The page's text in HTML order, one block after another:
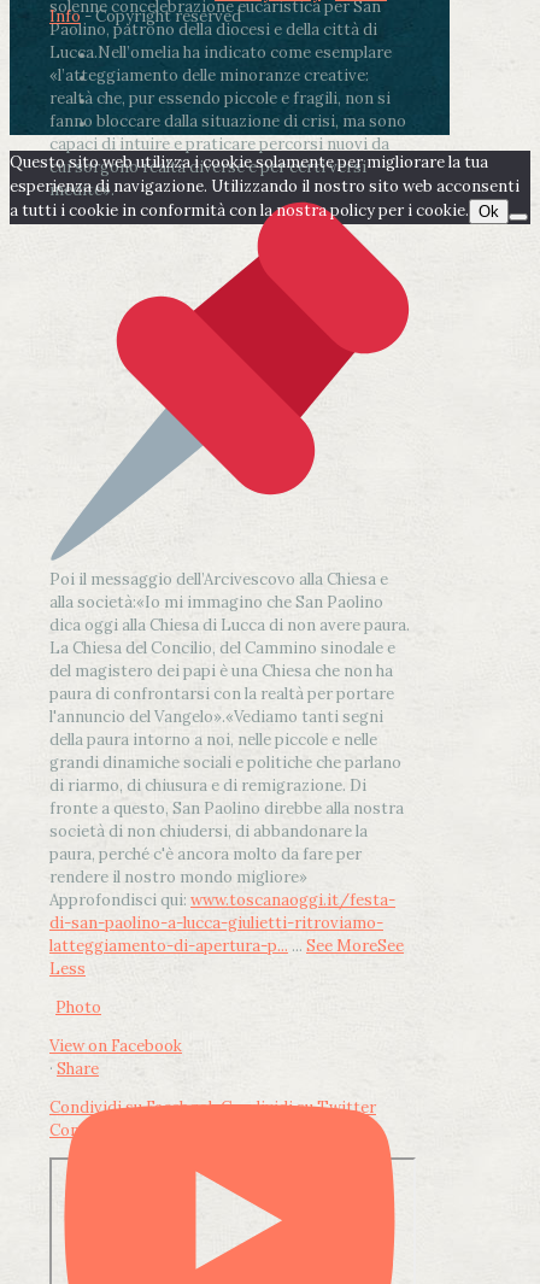
solenne concelebrazione eucaristica per San
Paolino, patrono della diocesi e della città di
Lucca.Nell’omelia ha indicato come esemplare
«l’atteggiamento delle minoranze creative:
realtà che, pur essendo piccole e fragili, non si
fanno bloccare dalla situazione di crisi, ma sono
capaci di intuire e praticare percorsi nuovi da
cui sorgono realtà diverse e per certi versi
inedite».
Poi il messaggio dell’Arcivescovo alla Chiesa e
alla società:«Io mi immagino che San Paolino
dica oggi alla Chiesa di Lucca di non avere paura.
La Chiesa del Concilio, del Cammino sinodale e
del magistero dei papi è una Chiesa che non ha
paura di confrontarsi con la realtà per portare
l'annuncio del Vangelo».«Vediamo tanti segni
della paura intorno a noi, nelle piccole e nelle
grandi dinamiche sociali e politiche che parlano
di riarmo, di chiusura e di remigrazione. Di
fronte a questo, San Paolino direbbe alla nostra
società di non chiudersi, di abbandonare la
paura, perché c'è ancora molto da fare per
rendere il nostro mondo migliore»
Approfondisci qui: www.toscanaoggi.it/festa-
di-san-paolino-a-lucca-giulietti-ritroviamo-
latteggiamento-di-apertura-p... ... See MoreSee
Less
Photo
View on Facebook
· Share
Condividi su FacebookCondividi su Twitter
Condividi su LinkedIn
Info- Copyright reserved
Questo sito web utilizza i cookie solamente per migliorare la tua
esperienza di navigazione. Utilizzando il nostro sito web acconsenti
a tutti i cookie in conformità con la nostra policy per i cookie. Ok